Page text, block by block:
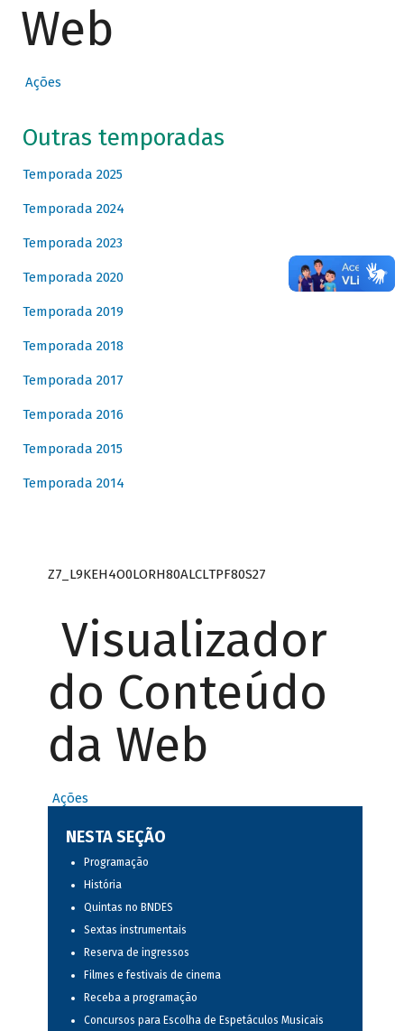
Web
Ações
Outras temporadas
Temporada 2025
Temporada 2024
Temporada 2023
Temporada 2020
Temporada 2019
Temporada 2018
Temporada 2017
Temporada 2016
Temporada 2015
Temporada 2014
Z7_L9KEH4O0LORH80ALCLTPF80S27
Visualizador
do Conteúdo
da Web
Ações
NESTA SEÇÃO
Programação
História
Quintas no BNDES
Sextas instrumentais
Reserva de ingressos
Filmes e festivais de cinema
Receba a programação
Concursos para Escolha de Espetáculos Musicais